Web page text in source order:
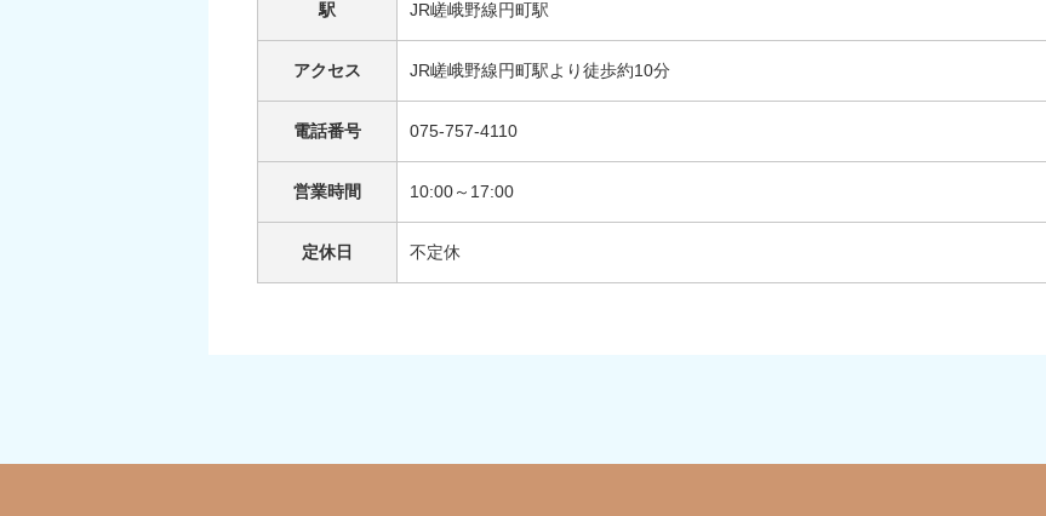
駅 JR嵯峨野線円町駅
アクセス JR嵯峨野線円町駅より徒歩約10分
電話番号 075-757-4110
営業時間 10:00～17:00
定休日 不定休